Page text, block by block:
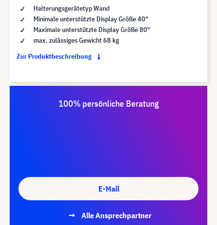
Halterungsgerätetyp Wand
Minimale unterstützte Display Größe 40"
Maximale unterstützte Display Größe 80"
max. zulässiges Gewicht 68 kg
Zur Produktbeschreibung
100% persönliche Beratung
E-Mail
Alle Ansprechpartner